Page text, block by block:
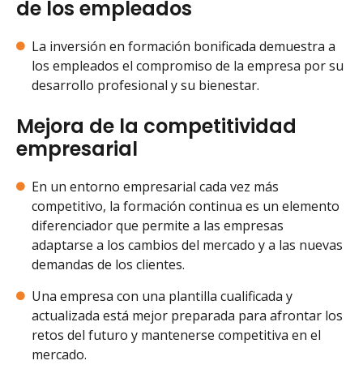
de los empleados
La inversión en formación bonificada demuestra a
los empleados el compromiso de la empresa por su
desarrollo profesional y su bienestar.
Mejora de la competitividad
empresarial
En un entorno empresarial cada vez más
competitivo, la formación continua es un elemento
diferenciador que permite a las empresas
adaptarse a los cambios del mercado y a las nuevas
demandas de los clientes.
Una empresa con una plantilla cualificada y
actualizada está mejor preparada para afrontar los
retos del futuro y mantenerse competitiva en el
mercado.